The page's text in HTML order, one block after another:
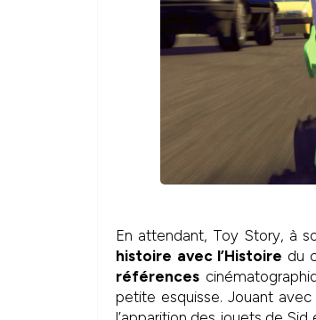
En attendant, Toy Story, à
histoire avec l’Histoire du
références
petite esquisse. Jouant